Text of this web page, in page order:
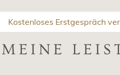
Kostenloses Erstgespräch
MEINE